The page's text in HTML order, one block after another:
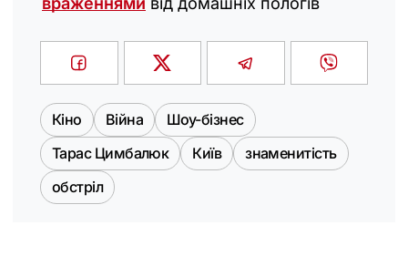
Кіно Війна
Шоу-бізнес
Тарас Цимбалюк
Київ
знаменитість
обстріл